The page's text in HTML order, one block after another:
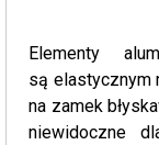
Elementy
są elastycznym
na zamek
niewidoczne